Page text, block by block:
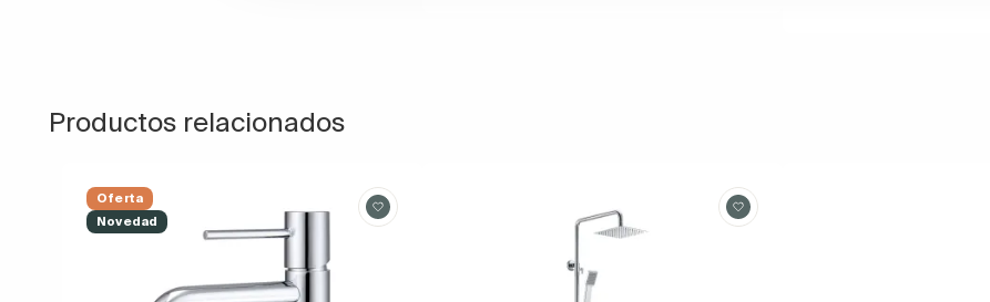
Productos relacionados
Oferta
Novedad